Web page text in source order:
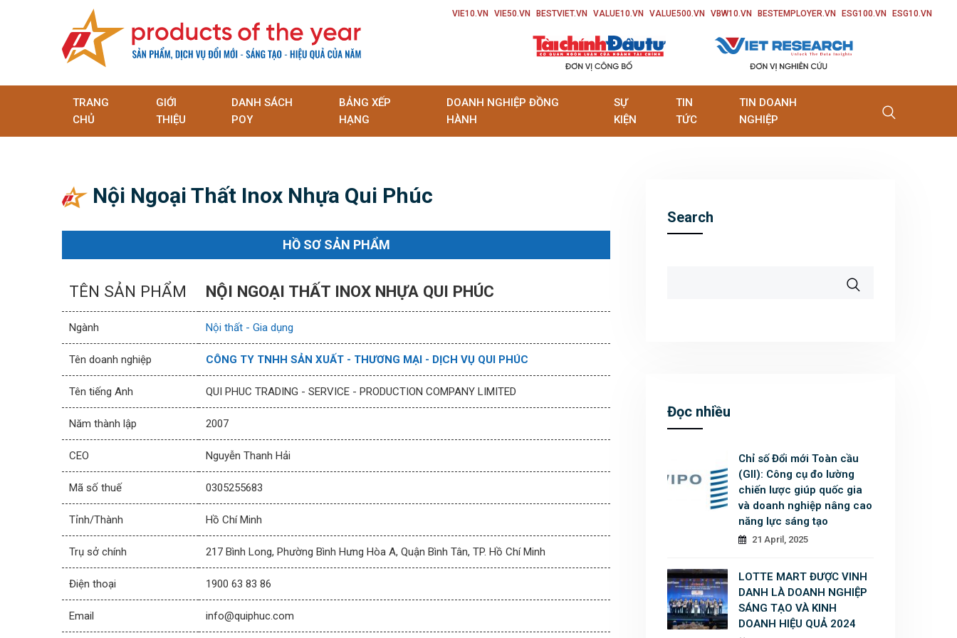
VIE10.VN VIE50.VN BESTVIET.VN VALUE10.VN VALUE500.VN VBW10.VN BESTEMPLOYER.VN ESG100.VN ESG10.VN
TRANG
CHỦ
GIỚI
THIỆU
DANH SÁCH
POY
BẢNG XẾP
HẠNG
DOANH NGHIỆP ĐỒNG
HÀNH
SỰ
KIỆN
TIN
TỨC
TIN DOANH
NGHIỆP
Nội Ngoại Thất Inox Nhựa Qui Phúc
HỒ SƠ SẢN PHẨM
TÊN SẢN PHẨM NỘI NGOẠI THẤT INOX NHỰA QUI PHÚC
Ngành Nội thất - Gia dụng
Tên doanh nghiệp CÔNG TY TNHH SẢN XUẤT - THƯƠNG MẠI - DỊCH VỤ QUI PHÚC
Tên tiếng Anh QUI PHUC TRADING - SERVICE - PRODUCTION COMPANY LIMITED
Năm thành lập 2007
CEO Nguyễn Thanh Hải
Mã số thuế 0305255683
Tỉnh/Thành Hồ Chí Minh
Trụ sở chính 217 Bình Long, Phường Bình Hưng Hòa A, Quận Bình Tân, TP. Hồ Chí Minh
Điện thoại 1900 63 83 86
Email info@quiphuc.com
Search
Đọc nhiều
Chỉ số Đổi mới Toàn cầu
(GII): Công cụ đo lường
chiến lược giúp quốc gia
và doanh nghiệp nâng cao
năng lực sáng tạo
21 April, 2025
LOTTE MART ĐƯỢC VINH
DANH LÀ DOANH NGHIỆP
SÁNG TẠO VÀ KINH
DOANH HIỆU QUẢ 2024